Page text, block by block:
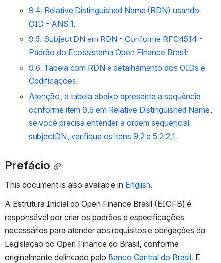
9.4. Relative Distinguished Name (RDN) usando
OID - ANS.1:
9.5. Subject DN em RDN - Conforme RFC4514 -
Padrão do Ecossistema Open Finance Brasil:
9.6. Tabela com RDN e detalhamento dos OIDs e
Codificações.
Atenção, a tabela abaixo apresenta a sequência
conforme item 9.5 em Relative Distinguished Name,
se você precisa entender a ordem sequencial
subjectDN, verifique os itens 9.2 e 5.2.2.1.
Prefácio
This document is also available in English.
A Estrutura Inicial do Open Finance Brasil (EIOFB) é
responsável por criar os padrões e especificações
necessários para atender aos requisitos e obrigações da
Legislação do Open Finance do Brasil, conforme
originalmente delineado pelo Banco Central do Brasil. É